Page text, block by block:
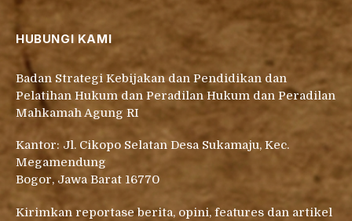
HUBUNGI KAMI
Badan Strategi Kebijakan dan Pendidikan dan
Pelatihan Hukum dan Peradilan Hukum dan Peradilan
Mahkamah Agung RI
Kantor: Jl. Cikopo Selatan Desa Sukamaju, Kec.
Megamendung
Bogor, Jawa Barat 16770
Kirimkan reportase berita, opini, features dan artikel